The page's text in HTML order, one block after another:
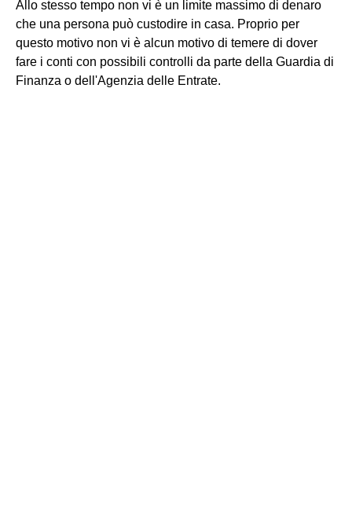
Allo stesso tempo non vi è un limite massimo di denaro
che una persona può custodire in casa. Proprio per
questo motivo non vi è alcun motivo di temere di dover
fare i conti con possibili controlli da parte della Guardia di
Finanza o dell'Agenzia delle Entrate.